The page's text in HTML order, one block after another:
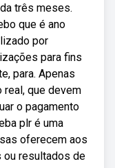
três meses.
que é ano
por
para fins
para. Apenas
que devem
o pagamento
plr é uma
oferecem aos
ou resultados de